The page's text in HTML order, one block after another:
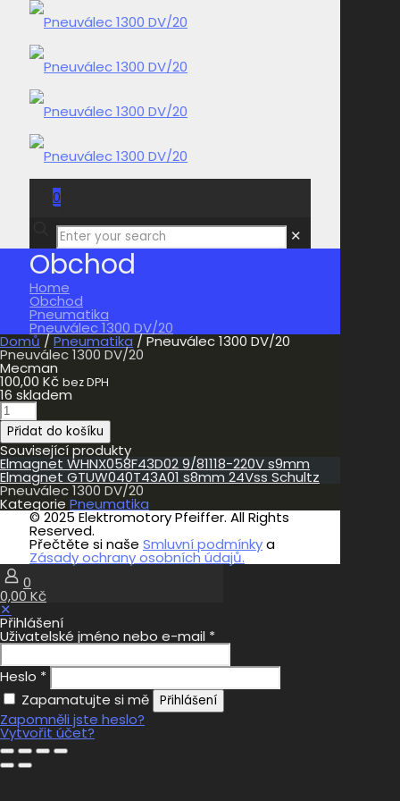
0
0,00 Kč
✕
Obchod
Home
Obchod
Pneumatika
Pneuválec 1300 DV/20
Domů / Pneumatika / Pneuválec 1300 DV/20
Pneuválec 1300 DV/20
Mecman
100,00 Kč bez DPH
16 skladem
Pneuválec
1300
DV/20
množství
Přidat do košíku
Související produkty
Elmagnet WHNX058F43D02 9/81118-220V s9mm
Elmagnet GTUW040T43A01 s8mm 24Vss Schultz
Pneuválec 1300 DV/20
Kategorie Pneumatika
© 2025 Elektromotory Pfeiffer. All Rights
Reserved.
Přečtěte si naše Smluvní podmínkya
Zásady ochrany osobních údajů.
0
0,00 Kč
✕
Přihlášení
Uživatelské jméno nebo e-mail *
Heslo *
Zapamatujte si mě
Přihlášení
Zapomněli jste heslo?
Vytvořit účet?